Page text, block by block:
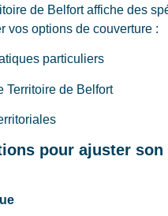
de Belfort affiche des
vos options de couverture :
particuliers
Territoire de Belfort
pour ajuster son